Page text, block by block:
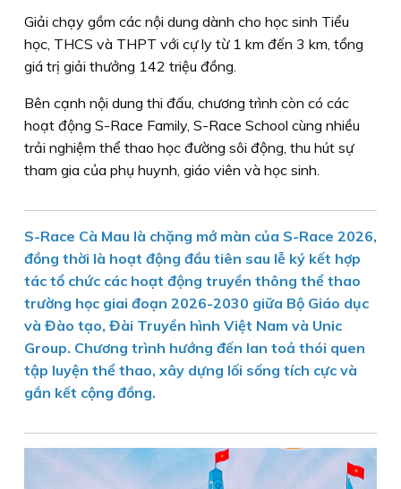
Giải chạy gồm các nội dung dành cho học sinh Tiểu
học, THCS và THPT với cự ly từ 1 km đến 3 km, tổng
giá trị giải thưởng 142 triệu đồng.
Bên cạnh nội dung thi đấu, chương trình còn có các
hoạt động S-Race Family, S-Race School cùng nhiều
trải nghiệm thể thao học đường sôi động, thu hút sự
tham gia của phụ huynh, giáo viên và học sinh.
S-Race Cà Mau là chặng mở màn của S-Race 2026,
đồng thời là hoạt động đầu tiên sau lễ ký kết hợp
tác tổ chức các hoạt động truyền thông thể thao
trường học giai đoạn 2026-2030 giữa Bộ Giáo dục
và Đào tạo, Đài Truyền hình Việt Nam và Unic
Group. Chương trình hướng đến lan toả thói quen
tập luyện thể thao, xây dựng lối sống tích cực và
gắn kết cộng đồng.